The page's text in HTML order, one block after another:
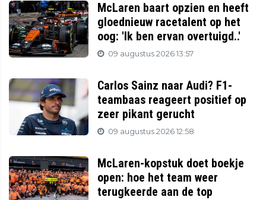
McLaren baart opzien en heeft
gloednieuw racetalent op het
oog: 'Ik ben ervan overtuigd..'
09 augustus 2026 13:57
Carlos Sainz naar Audi? F1-
teambaas reageert positief op
zeer pikant gerucht
09 augustus 2026 12:58
McLaren-kopstuk doet boekje
open: hoe het team weer
terugkeerde aan de top